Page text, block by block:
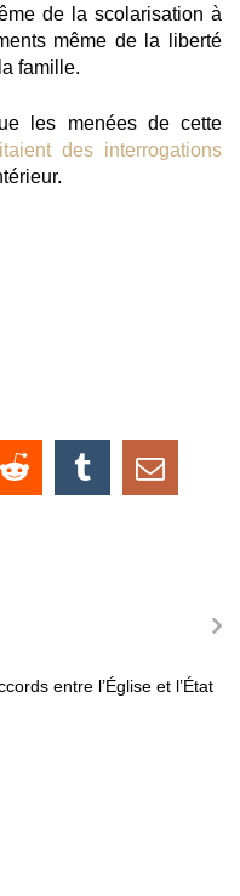
de la scolarisation à
même de la liberté
famille.
les menées de cette
des interrogations
entre l’Église et l’État